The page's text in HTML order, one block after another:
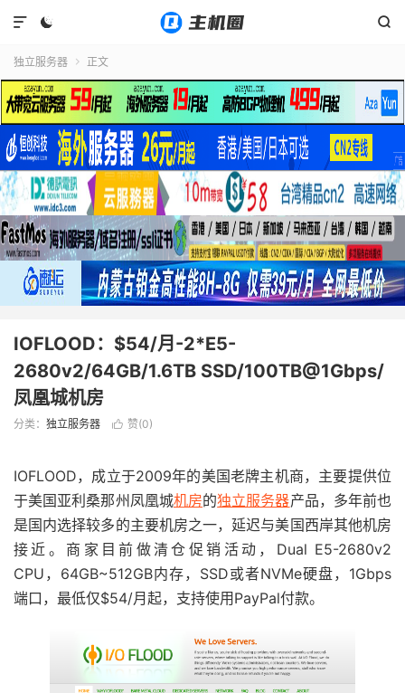
 

独立服务器  正文
IOFLOOD：$54/月-2*E5-
2680v2/64GB/1.6TB SSD/100TB@1Gbps/
凤凰城机房
分类： 独立服务器  赞(0)
IOFLOOD，成立于2009年的美国老牌主机商，主要提供位
于美国亚利桑那州凤凰城机房的独立服务器产品，多年前也
是国内选择较多的主要机房之一，延迟与美国西岸其他机房
接近。商家目前做清仓促销活动，Dual E5-2680v2
CPU，64GB~512GB内存，SSD或者NVMe硬盘，1Gbps
端口，最低仅$54/月起，支持使用PayPal付款。